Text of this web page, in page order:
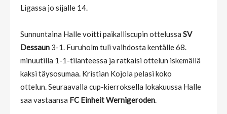
Ligassa jo sijalle 14.
Sunnuntaina Halle voitti paikalliscupin ottelussa SV
Dessaun 3-1. Furuholm tuli vaihdosta kentälle 68.
minuutilla 1-1-tilanteessa ja ratkaisi ottelun iskemällä
kaksi täysosumaa. Kristian Kojola pelasi koko
ottelun. Seuraavalla cup-kierroksella lokakuussa Halle
saa vastaansa FC Einheit Wernigeroden.